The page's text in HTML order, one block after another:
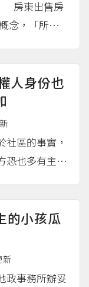
房東出售房
念，「所有
客）。而房東
的使用權無
人身份也
區的事實，
恐也多有主張
，住戶能不能
就像提問人
的小孩瓜
新
政事務所辦妥